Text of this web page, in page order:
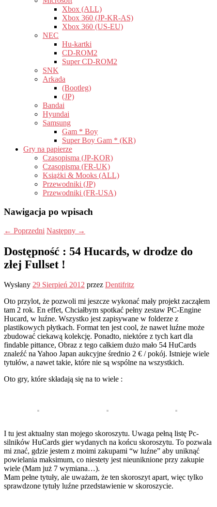
Xbox (ALL)
Xbox 360 (JP-KR-AS)
Xbox 360 (US-EU)
NEC
Hu-kartki
CD-ROM2
Super CD-ROM2
SNK
Arkada
(Bootleg)
(JP)
Bandai
Hyundai
Samsung
Gam * Boy
Super Boy Gam * (KR)
Gry na papierze
Czasopisma (JP-KOR)
Czasopisma (FR-UK)
Książki & Mooks (ALL)
Przewodniki (JP)
Przewodniki (FR-USA)
Nawigacja po wpisach
← Poprzedni Następny →
Dostępność : 54 Hucards, w drodze do
złej Fullset !
Wysłany 29 Sierpień 2012 przez Dentifritz
Oto przylot, że pozwoli mi jeszcze wykonać mały projekt zacząłem
tam 2 rok. En effet, Chciałbym spotkać pełny zestaw PC-Engine
Hucard, w luźne. Wszystko jest zapisywane w folderze z
plastikowych płytkach. Format ten jest cool, że nawet luźne może
zbudować ciekawą kolekcję. Ponadto, niektóre z tych kart dla
findable pittance, Obraz z tego całkiem dużo mało 54 HuCards
znaleźć na Yahoo Japan aukcyjne średnio 2 € / pokój. Istnieje wiele
tytułów, a nawet takie, które nie są wspólne na wszystkich.
Oto gry, które składają się na to wiele :
I tu jest aktualny stan mojego skoroszytu. Uwaga pełną listę Pc-
silników HuCards gier wydanych na końcu skoroszytu. To pozwala
mi znać, gdzie jestem z moimi zakupami “w luźne” aby uniknąć
powielania maksimum, co niestety jest nieuniknione przy zakupie
wiele (Mam już 7 wymiana…).
Mam pełne tytuły, ale uważam, że ten skoroszyt apart, więc tylko
sprawdzone tytuły luźne przedstawienie w skoroszycie.